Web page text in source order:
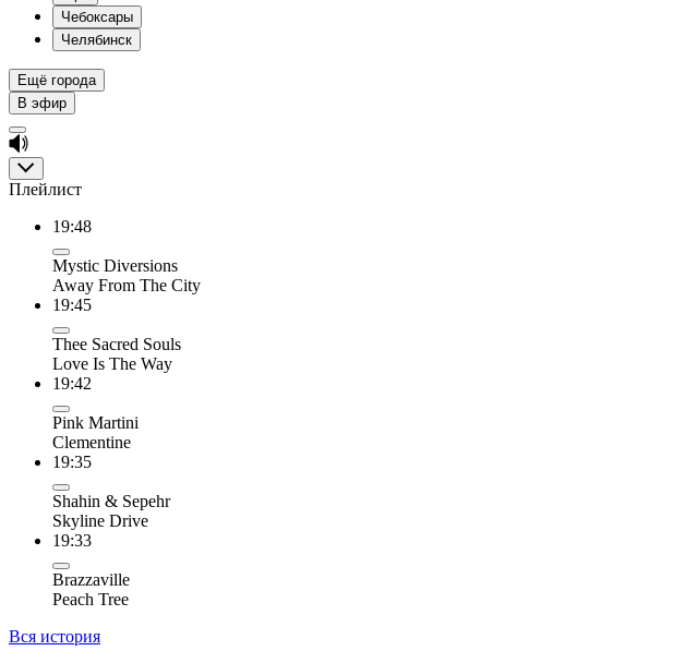
Чебоксары
Челябинск
Ещё города
В эфир
Плейлист
19:48
Mystic Diversions
Away From The City
19:45
Thee Sacred Souls
Love Is The Way
19:42
Pink Martini
Clementine
19:35
Shahin & Sepehr
Skyline Drive
19:33
Brazzaville
Peach Tree
Вся история